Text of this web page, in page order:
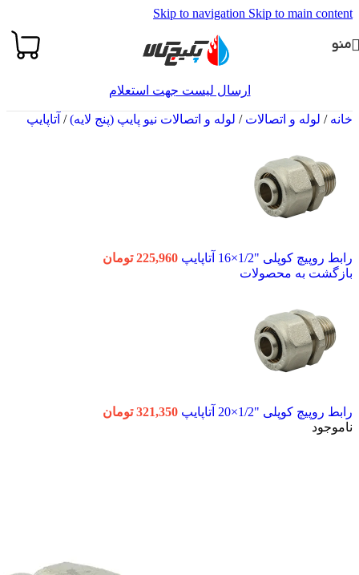
Skip to navigation Skip to main content
منو
ارسال لیست جهت استعلام
خانه/ لوله و اتصالات/ لوله و اتصالات نیو پایپ (پنج لایه)/ آتاپایپ
رابط روپیچ کوپلی "1/2×16 آتاپایپ 225,960 تومان
بازگشت به محصولات
رابط روپیچ کوپلی "1/2×20 آتاپایپ 321,350 تومان
ناموجود